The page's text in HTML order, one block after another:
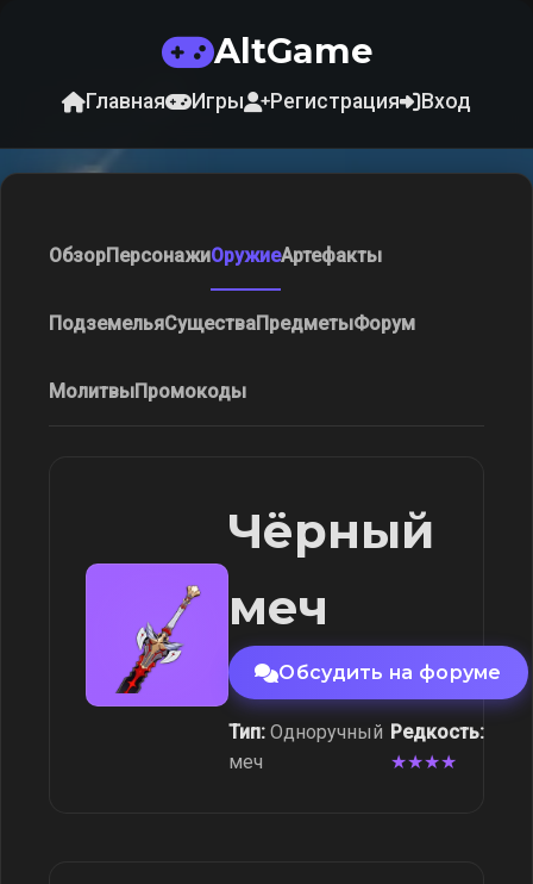
AltGame
Главная Игры Регистрация Вход
ОбзорПерсонажиОружиеАртефакты
ПодземельяСуществаПредметыФорум
МолитвыПромокоды
Чёрный
меч
Обсудить на форуме
Тип: Одноручный
меч
Редкость:
★★★★